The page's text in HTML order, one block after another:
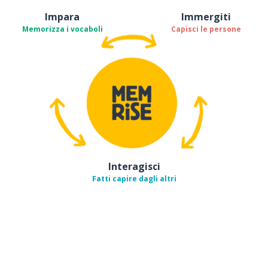
Impara
Memorizza i vocaboli
Immergiti
Capisci le persone
Interagisci
Fatti capire dagli altri